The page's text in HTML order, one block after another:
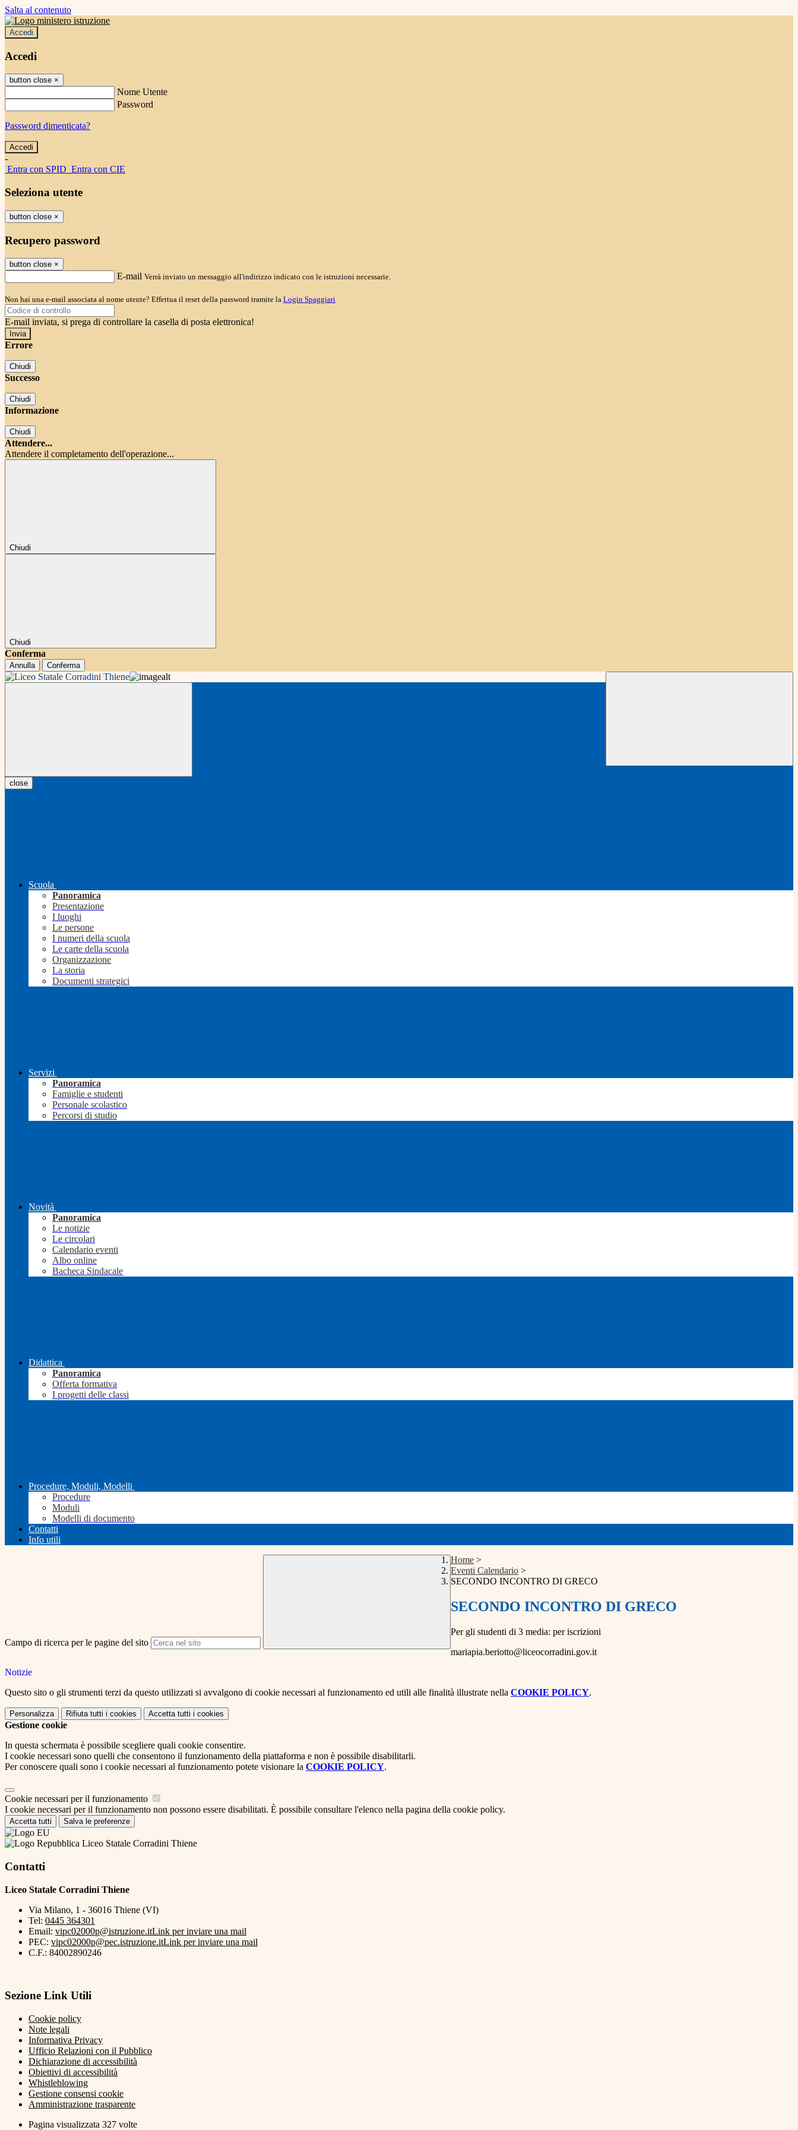
Salta al contenuto
Accedi
Accedi
button close ×
Nome Utente
Password
Password dimenticata?
-
Entra con SPID Entra con CIE
Seleziona utente
button close ×
Recupero password
button close ×
E-mail Verrà inviato un messaggio all'indirizzo indicato con le istruzioni necessarie.
Non hai una e-mail associata al nome utente? Effettua il reset della password tramite la Login Spaggiari
E-mail inviata, si prega di controllare la casella di posta elettronica!
Errore
Chiudi
Successo
Chiudi
Informazione
Chiudi
Attendere...
Attendere il completamento dell'operazione...
Chiudi
Chiudi
Conferma
Annulla Conferma
close
Scuola
Panoramica
Presentazione
I luoghi
Le persone
I numeri della scuola
Le carte della scuola
Organizzazione
La storia
Documenti strategici
Servizi
Panoramica
Famiglie e studenti
Personale scolastico
Percorsi di studio
Novità
Panoramica
Le notizie
Le circolari
Calendario eventi
Albo online
Bacheca Sindacale
Didattica
Panoramica
Offerta formativa
I progetti delle classi
Procedure, Moduli, Modelli
Procedure
Moduli
Modelli di documento
Contatti
Info utili
Campo di ricerca per le pagine del sito
Home >
Eventi Calendario >
SECONDO INCONTRO DI GRECO
SECONDO INCONTRO DI GRECO
Per gli studenti di 3 media: per iscrizioni
mariapia.beriotto@liceocorradini.gov.it
Notizie
Questo sito o gli strumenti terzi da questo utilizzati si avvalgono di cookie necessari al funzionamento ed utili alle finalità illustrate nella COOKIE POLICY.
Personalizza Rifiuta tutti i cookies Accetta tutti i cookies
Gestione cookie
In questa schermata è possibile scegliere quali cookie consentire.
I cookie necessari sono quelli che consentono il funzionamento della piattaforma e non è possibile disabilitarli.
Per conoscere quali sono i cookie necessari al funzionamento potete visionare la COOKIE POLICY.
Cookie necessari per il funzionamento
I cookie necessari per il funzionamento non possono essere disabilitati. È possibile consultare l'elenco nella pagina della cookie policy.
Accetta tutti Salva le preferenze
Liceo Statale Corradini Thiene
Contatti
Liceo Statale Corradini Thiene
Via Milano, 1 - 36016 Thiene (VI)
Tel: 0445 364301
Email: vipc02000p@istruzione.itLink per inviare una mail
PEC: vipc02000p@pec.istruzione.itLink per inviare una mail
C.F.: 84002890246
Sezione Link Utili
Cookie policy
Note legali
Informativa Privacy
Ufficio Relazioni con il Pubblico
Dichiarazione di accessibilità
Obiettivi di accessibilità
Whistleblowing
Gestione consensi cookie
Amministrazione trasparente
Pagina visualizzata 327 volte